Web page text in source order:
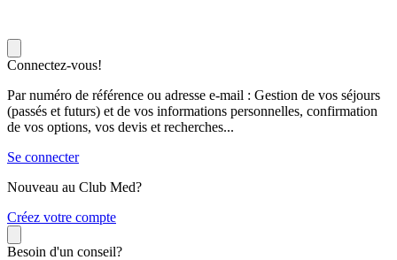
Connectez-vous!
Par numéro de référence ou adresse e-mail : Gestion de vos séjours
(passés et futurs) et de vos informations personnelles, confirmation
de vos options, vos devis et recherches...
Se connecter
Nouveau au Club Med?
Créez votre compte
Besoin d'un conseil?